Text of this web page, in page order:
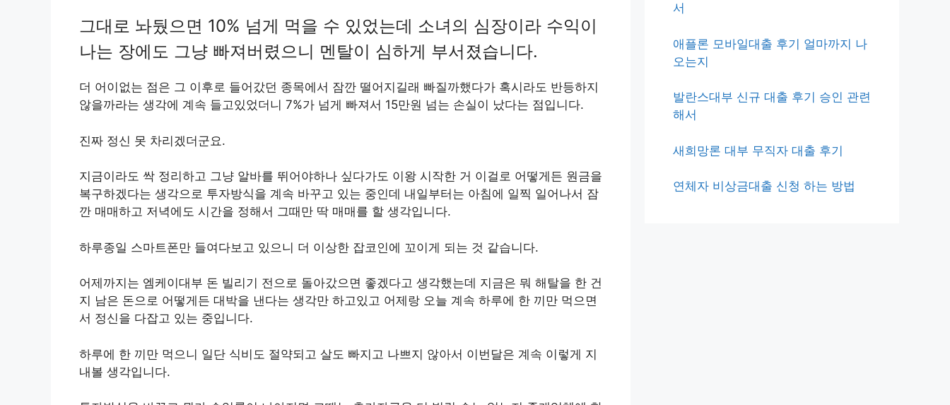
그대로 놔뒀으면 10% 넘게 먹을 수 있었는데 소녀의 심장이라 수익이
나는 장에도 그냥 빠져버렸으니 멘탈이 심하게 부서졌습니다.
더 어이없는 점은 그 이후로 들어갔던 종목에서 잠깐 떨어지길래 빠질까했다가 혹시라도 반등하지
않을까라는 생각에 계속 들고있었더니 7%가 넘게 빠져서 15만원 넘는 손실이 났다는 점입니다.
진짜 정신 못 차리겠더군요.
지금이라도 싹 정리하고 그냥 알바를 뛰어야하나 싶다가도 이왕 시작한 거 이걸로 어떻게든 원금을
복구하겠다는 생각으로 투자방식을 계속 바꾸고 있는 중인데 내일부터는 아침에 일찍 일어나서 잠
깐 매매하고 저녁에도 시간을 정해서 그때만 딱 매매를 할 생각입니다.
하루종일 스마트폰만 들여다보고 있으니 더 이상한 잡코인에 꼬이게 되는 것 같습니다.
어제까지는 엠케이대부 돈 빌리기 전으로 돌아갔으면 좋겠다고 생각했는데 지금은 뭐 해탈을 한 건
지 남은 돈으로 어떻게든 대박을 낸다는 생각만 하고있고 어제랑 오늘 계속 하루에 한 끼만 먹으면
서 정신을 다잡고 있는 중입니다.
하루에 한 끼만 먹으니 일단 식비도 절약되고 살도 빠지고 나쁘지 않아서 이번달은 계속 이렇게 지
내볼 생각입니다.
서
애플론 모바일대출 후기 얼마까지 나
오는지
발란스대부 신규 대출 후기 승인 관련
해서
새희망론 대부 무직자 대출 후기
연체자 비상금대출 신청 하는 방법